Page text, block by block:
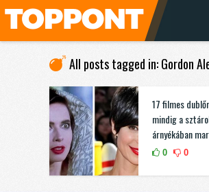
All posts tagged in: Gordon
17 filmes
mindig a
árnyékában
0 0